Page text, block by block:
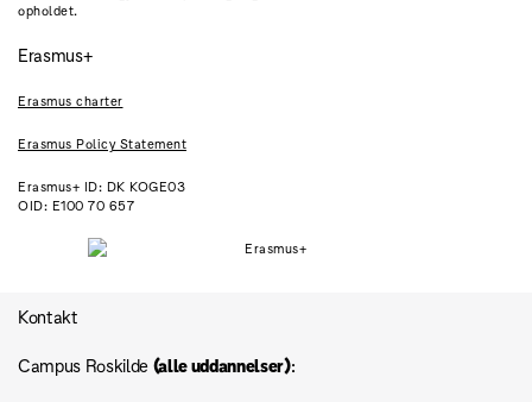
opholdet.
Erasmus+
Erasmus charter
Erasmus Policy Statement
Erasmus+ ID: DK KOGE03
OID: E100 70 657
Kontakt
Campus Roskilde (alle uddannelser):